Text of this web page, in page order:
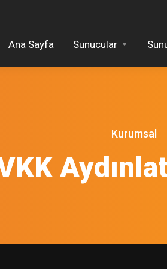
Ana Sayfa Sunucular
Kurumsal